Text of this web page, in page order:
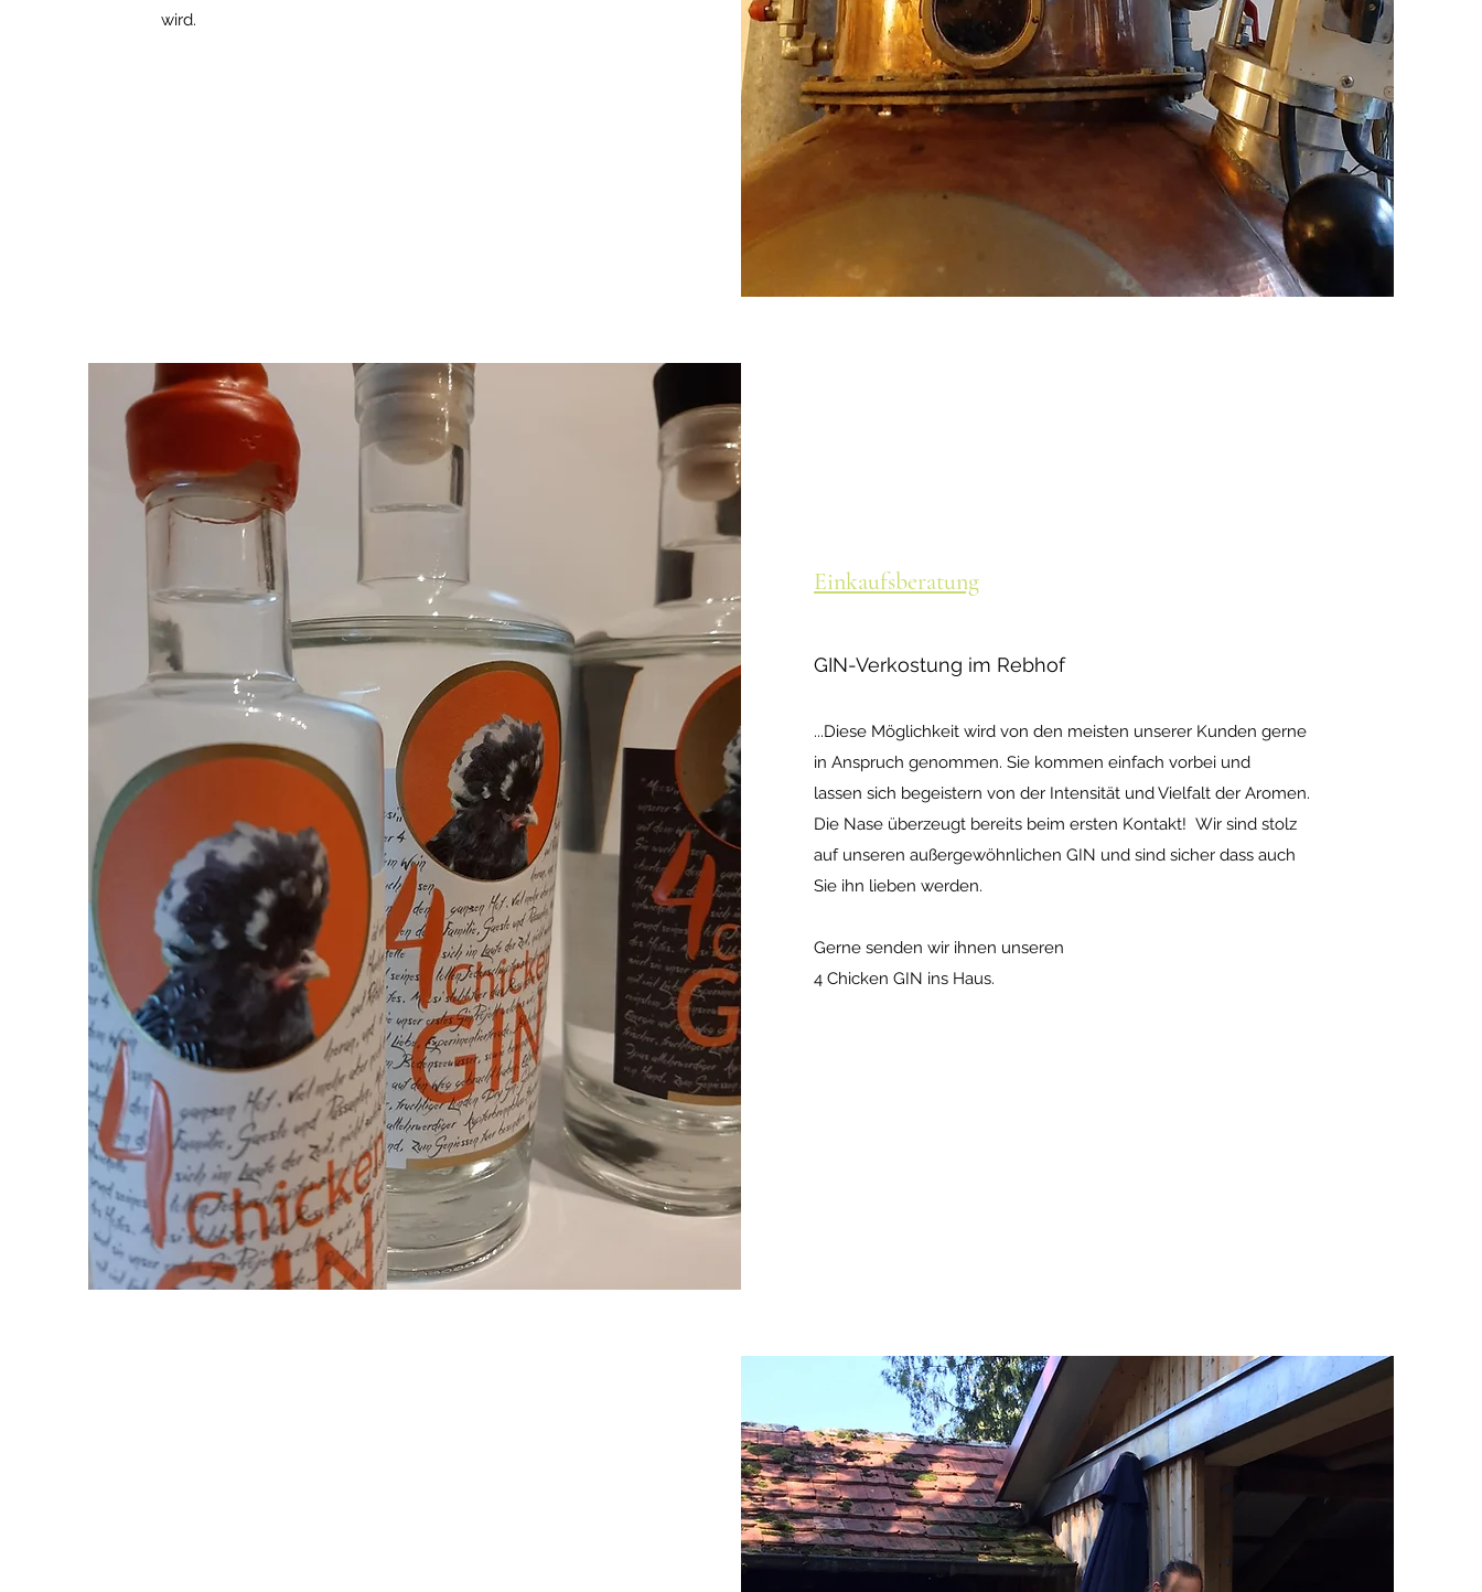
wird.
Einkaufsberatung
GIN-Verkostung im Rebhof
...Diese Möglichkeit wird von den meisten unserer Kunden gerne
in Anspruch genommen. Sie kommen einfach vorbei und
lassen sich begeistern von der Intensität und Vielfalt der Aromen.
Die Nase überzeugt bereits beim ersten Kontakt! Wir sind stolz
auf unseren außergewöhnlichen GIN und sind sicher dass auch
Sie ihn lieben werden.
Gerne senden wir ihnen unseren
4 Chicken GIN ins Haus.